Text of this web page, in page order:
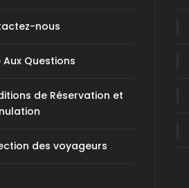
nous
Aux Questions
de Réservation et
des voyageurs